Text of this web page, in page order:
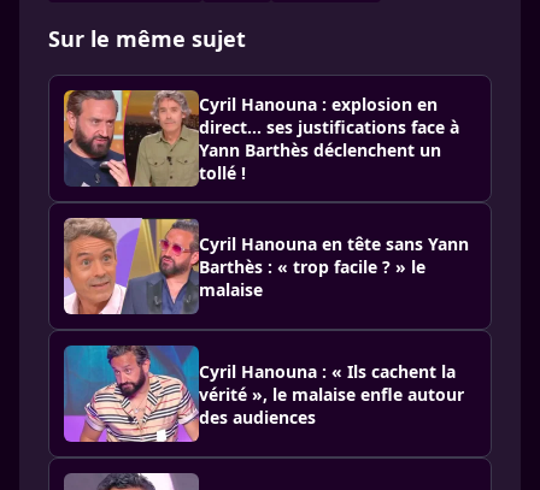
Sur le même sujet
Cyril Hanouna : explosion en
direct… ses justifications face à
Yann Barthès déclenchent un
tollé !
Cyril Hanouna en tête sans Yann
Barthès : « trop facile ? » le
malaise
Cyril Hanouna : « Ils cachent la
vérité », le malaise enfle autour
des audiences